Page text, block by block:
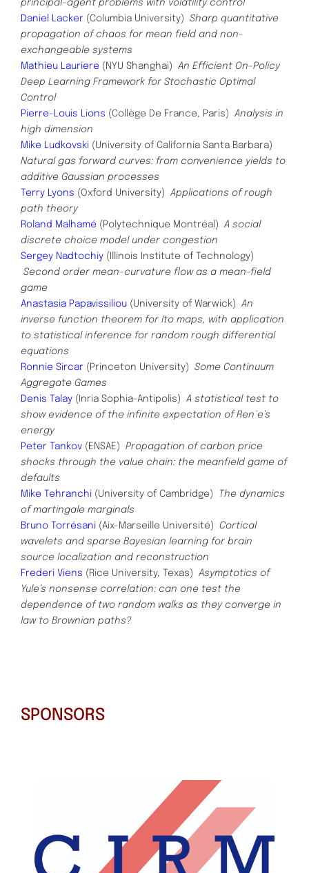
principal-agent problems with volatility control
Daniel Lacker (Columbia University) Sharp quantitative
propagation of chaos for mean field and non-
exchangeable systems
Mathieu Lauriere (NYU Shanghai) An Efficient On-Policy
Deep Learning Framework for Stochastic Optimal
Control
Pierre-Louis Lions (Collège De France, Paris) Analysis in
high dimension
Mike Ludkovski (University of California Santa Barbara)
Natural gas forward curves: from convenience yields to
additive Gaussian processes
Terry Lyons (Oxford University) Applications of rough
path theory
Roland Malhamé (Polytechnique Montréal) A social
discrete choice model under congestion
Sergey Nadtochiy (Illinois Institute of Technology)
Second order mean-curvature flow as a mean-field
game
Anastasia Papavissiliou (University of Warwick) An
inverse function theorem for Ito maps, with application
to statistical inference for random rough differential
equations
Ronnie Sircar (Princeton University) Some Continuum
Aggregate Games
Denis Talay (Inria Sophia-Antipolis) A statistical test to
show evidence of the infinite expectation of Ren´e’s
energy
Peter Tankov (ENSAE) Propagation of carbon price
shocks through the value chain: the meanfield game of
defaults
Mike Tehranchi (University of Cambridge)
The dynamics
of martingale marginals
Bruno Torrésani (Aix-Marseille Université) Cortical
wavelets and sparse Bayesian learning for brain
source localization and reconstruction
Frederi Viens (Rice University, Texas) Asymptotics of
Yule’s nonsense correlation: can one test the
dependence of two random walks as they converge in
law to Brownian paths?
SPONSORS